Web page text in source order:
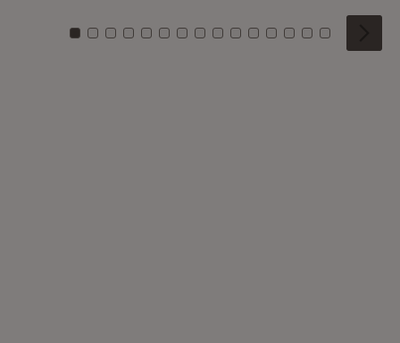
Zu Kachel: 0
Zu Kachel: 1
Zu Kachel: 2
Zu Kachel: 3
Zu Kachel: 4
Zu Kachel: 5
Zu Kachel: 6
Zu Kachel: 7
Zu Kachel: 8
Zu Kachel: 9
Zu Kachel: 10
Zu Kachel: 11
Zu Kachel: 12
Zu Kachel:
Zu